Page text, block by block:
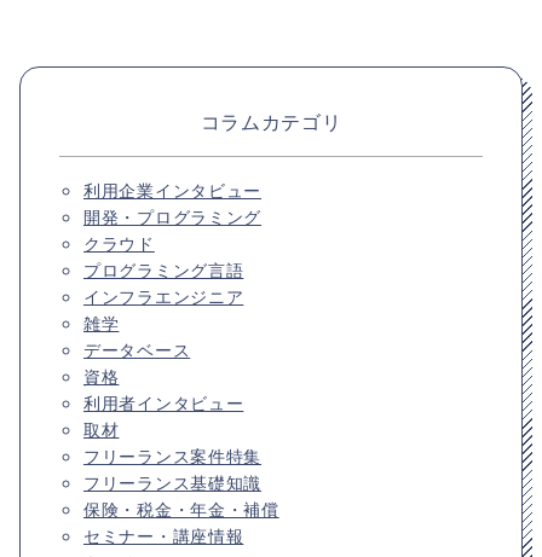
コラムカテゴリ
利用企業インタビュー
開発・プログラミング
クラウド
プログラミング言語
インフラエンジニア
雑学
データベース
資格
利用者インタビュー
取材
フリーランス案件特集
フリーランス基礎知識
保険・税金・年金・補償
セミナー・講座情報